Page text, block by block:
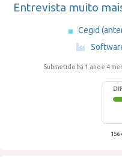
Entrevista muito
Cegid
Submetido há 1 ano e 4
156